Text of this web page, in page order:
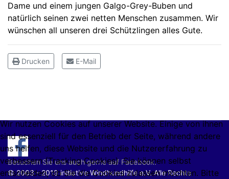
Dame und einem jungen Galgo-Grey-Buben und
natürlich seinen zwei netten Menschen zusammen. Wir
wünschen all unseren drei Schützlingen alles Gute.
Drucken E-Mail
Besuchen Sie uns auch gerne auf Facebook.
© 2003 - 2019 initiative Windhundhilfe e.V. Alle Rechte
Wir nutzen Cookies auf unserer Website. Einige von ihnen
sind essenziell für den Betrieb der Seite, während andere
uns helfen, diese Website und die Nutzererfahrung zu
verbessern (Tracking Cookies). Sie können selbst
entscheiden, ob Sie die Cookies zulassen möchten. Bitte